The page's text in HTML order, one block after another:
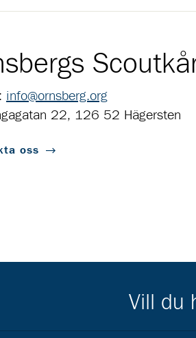
info@ornsberg.org
22, 126 52 Hägersten
oss
Vill du